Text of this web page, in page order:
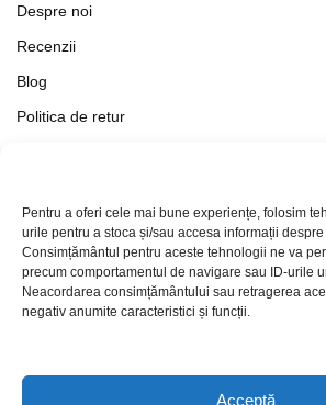
Pentru a oferi cele mai bune experiențe, folosim
urile pentru a stoca și/sau accesa informații despre
Consimțământul pentru aceste tehnologii ne va
precum comportamentul de navigare sau ID-urile
Neacordarea consimțământului sau retragerea
negativ anumite caracteristici și funcții.
Acceptă
Despre noi
Recenzii
Blog
Politica de retur
Politica de Confidențialitate
Politica de cookies
Setări Cookie-uri
Contact